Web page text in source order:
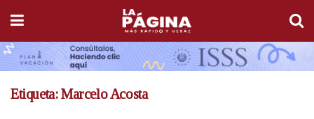
Etiqueta:Marcelo Acosta